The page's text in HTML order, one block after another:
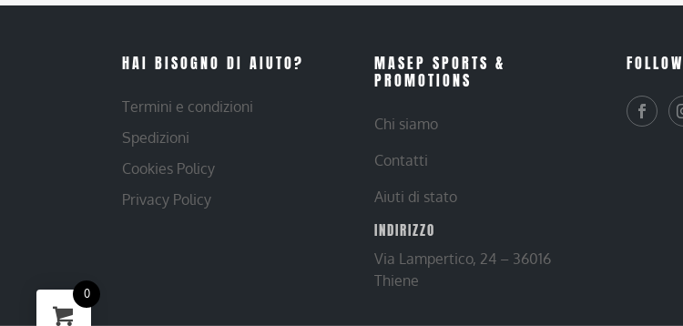
HAI BISOGNO DI AIUTO?
Termini e condizioni
Spedizioni
Cookies Policy
Privacy Policy
MASEP SPORTS &
PROMOTIONS
Chi siamo
Contatti
Aiuti di stato
INDIRIZZO
Via Lampertico, 24 – 36016
Thiene
FOLLOW
0